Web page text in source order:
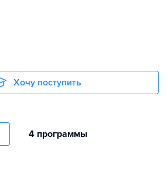
Хочу поступить
4 программы